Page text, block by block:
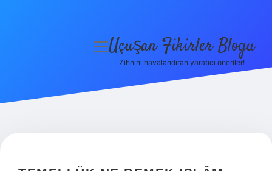
Hakkımızda
menüyü
Uçuşan Fikirler Blogu
Zihnini havalandıran yaratıcı öneriler!